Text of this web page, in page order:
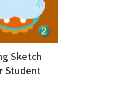
Sketch
Student
+ MP3